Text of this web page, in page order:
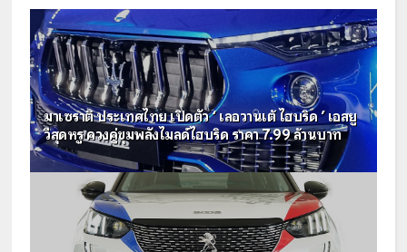
มาเซราติ ประเทศไทย เปิดตัว ‘ เลอวานเต้ ไฮบริด ’ เอสยู
วีสุดหรู ควงคู่ขุมพลังไมลด์ไฮบริด ราคา 7.99 ล้านบาท